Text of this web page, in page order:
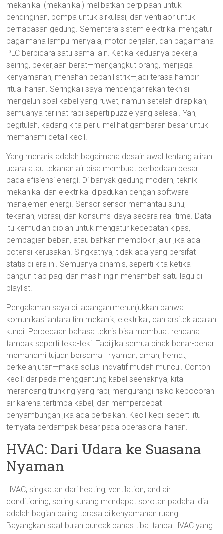
mekanikal (mekanikal) melibatkan perpipaan untuk
pendinginan, pompa untuk sirkulasi, dan ventilaor untuk
pernapasan gedung. Sementara sistem elektrikal mengatur
bagaimana lampu menyala, motor berjalan, dan bagaimana
PLC berbicara satu sama lain. Ketika keduanya bekerja
seiring, pekerjaan berat—mengangkut orang, menjaga
kenyamanan, menahan beban listrik—jadi terasa hampir
ritual harian. Seringkali saya mendengar rekan teknisi
mengeluh soal kabel yang ruwet, namun setelah dirapikan,
semuanya terlihat rapi seperti puzzle yang selesai. Yah,
begitulah, kadang kita perlu melihat gambaran besar untuk
memahami detail kecil.
Yang menarik adalah bagaimana desain awal tentang aliran
udara atau tekanan air bisa membuat perbedaan besar
pada efisiensi energi. Di banyak gedung modern, teknik
mekanikal dan elektrikal dipadukan dengan software
manajemen energi. Sensor-sensor memantau suhu,
tekanan, vibrasi, dan konsumsi daya secara real-time. Data
itu kemudian diolah untuk mengatur kecepatan kipas,
pembagian beban, atau bahkan memblokir jalur jika ada
potensi kerusakan. Singkatnya, tidak ada yang bersifat
statis di era ini. Semuanya dinamis, seperti kita ketika
bangun tiap pagi dan masih ingin menambah satu lagu di
playlist.
Pengalaman saya di lapangan menunjukkan bahwa
komunikasi antara tim mekanik, elektrikal, dan arsitek adalah
kunci. Perbedaan bahasa teknis bisa membuat rencana
tampak seperti teka-teki. Tapi jika semua pihak benar-benar
memahami tujuan bersama—nyaman, aman, hemat,
berkelanjutan—maka solusi inovatif mudah muncul. Contoh
kecil: daripada menggantung kabel seenaknya, kita
merancang trunking yang rapi, mengurangi risiko kebocoran
air karena tertimpa kabel, dan mempercepat
penyambungan jika ada perbaikan. Kecil-kecil seperti itu
ternyata berdampak besar pada operasional harian.
HVAC: Dari Udara ke Suasana
Nyaman
HVAC, singkatan dari heating, ventilation, and air
conditioning, sering kurang mendapat sorotan padahal dia
adalah bagian paling terasa di kenyamanan ruang.
Bayangkan saat bulan puncak panas tiba: tanpa HVAC yang